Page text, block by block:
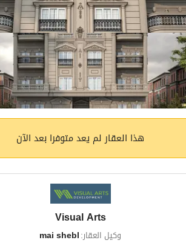
هذا العقار لم يعد متوفرا بعد الآن
Visual Arts
وكيل العقار:mai shebl